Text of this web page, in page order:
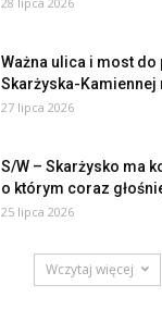
Ważna ulica i most do
Skarżyska-Kamiennej
27 lipca 2026
S/W – Skarżysko ma
o którym coraz
25 lipca 2026
Wczytaj więcej